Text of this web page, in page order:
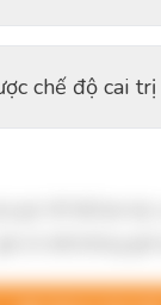
chế độ cai trị